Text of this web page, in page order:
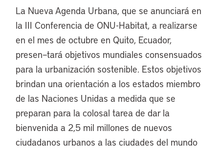
La Nueva Agenda Urbana, que se anunciará en
la III Conferencia de ONU-Habitat, a realizarse
en el mes de octubre en Quito, Ecuador,
presen–tará objetivos mundiales consensuados
para la urbanización sostenible. Estos objetivos
brindan una orientación a los estados miembro
de las Naciones Unidas a medida que se
preparan para la colosal tarea de dar la
bienvenida a 2,5 mil millones de nuevos
ciudadanos urbanos a las ciudades del mundo